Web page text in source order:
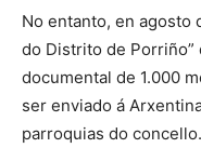
No entanto, en agosto
do Distrito de
documental de 1.000
ser enviado á
parroquias do